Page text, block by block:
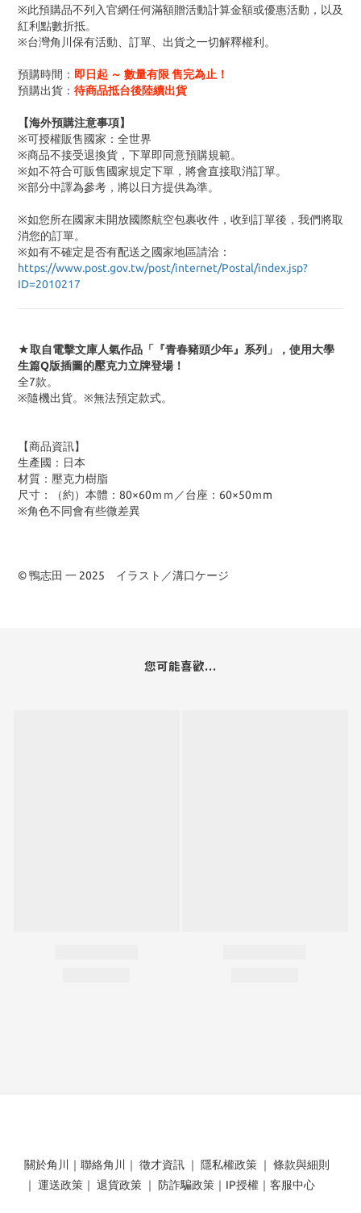
※此預購品不列入官網任何滿額贈活動計算金額或優惠活動，以及
紅利點數折抵。
※台灣角川保有活動、訂單、出貨之一切解釋權利。
預購時間： 即日起 ～ 數量有限 售完為止！
預購出貨： 待商品抵台後陸續出貨
【海外預購注意事項】
※可授權販售國家：全世界
※商品不接受退換貨，下單即同意預購規範。
※如不符合可販售國家規定下單，將會直接取消訂單。
※部分中譯為參考，將以日方提供為準。
※如您所在國家未開放國際航空包裹收件，收到訂單後，我們將取
消您的訂單。
※如有不確定是否有配送之國家地區請洽：
https://www.post.gov.tw/post/internet/Postal/index.jsp?
ID=2010217
★取自電擊文庫人氣作品「『青春豬頭少年』系列」，使用大學
生篇Q版插圖的壓克力立牌登場！
全7款。
※隨機出貨。※無法預定款式。
【商品資訊】
生產國：日本
材質：壓克力樹脂
尺寸：（約）本體：80×60ｍｍ／台座：60×50ｍm
※角色不同會有些微差異
© 鴨志田 一 2025 イラスト／溝口ケージ
您可能喜歡...
關於角川 ｜ 聯絡角川 ｜ 徵才資訊 ｜ 隱私權政策 ｜ 條款與細則
｜ 運送政策 ｜ 退貨政策 ｜ 防詐騙政策 ｜ IP授權 ｜ 客服中心